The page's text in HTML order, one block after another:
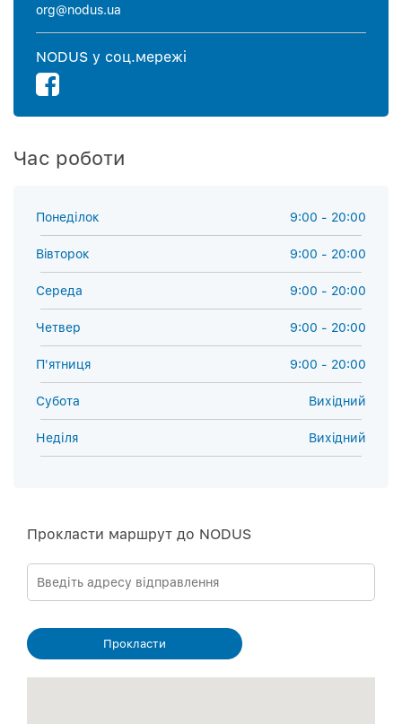
org@nodus.ua
NODUS у соц.мережi
Час роботи
Понеділок 9:00 - 20:00
Вiвторок 9:00 - 20:00
Середа 9:00 - 20:00
Четвер 9:00 - 20:00
П'ятниця 9:00 - 20:00
Субота Вихiдний
Неділя Вихiдний
Прокласти маршрут до NODUS
Прокласти